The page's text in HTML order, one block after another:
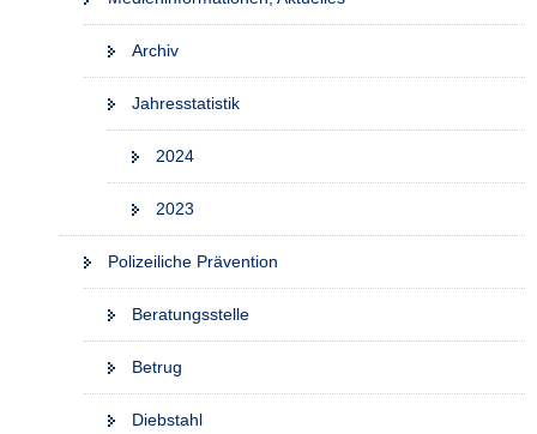
Archiv
Jahresstatistik
2024
2023
Polizeiliche Prävention
Beratungsstelle
Betrug
Diebstahl